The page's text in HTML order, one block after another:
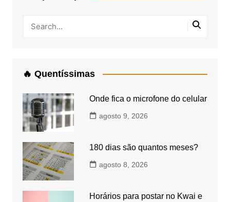
🔥 Quentíssimas
Onde fica o microfone do celular
agosto 9, 2026
180 dias são quantos meses?
agosto 8, 2026
Horários para postar no Kwai e